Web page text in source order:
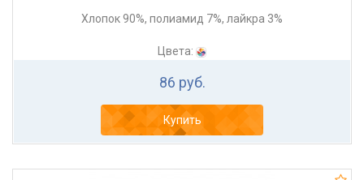
Хлопок 90%, полиамид 7%, лайкра 3%
Цвета:
86 руб.
Купить